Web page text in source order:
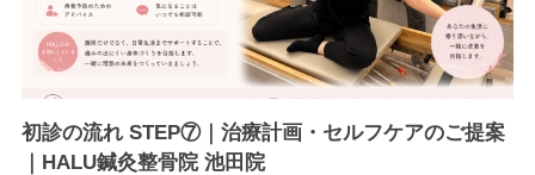
初診の流れ STEP⑦｜治療計画・セルフケアのご提案
｜HALU鍼灸整骨院 池田院